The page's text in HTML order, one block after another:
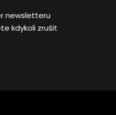
newsletteru
kdykoli zrušit